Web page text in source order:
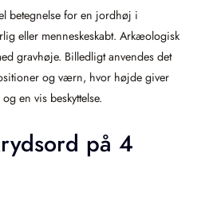
betegnelse for en jordhøj i
eller menneskeskabt. Arkæologisk
gravhøje. Billedligt anvendes det
og værn, hvor højde giver
en vis beskyttelse.
på 4